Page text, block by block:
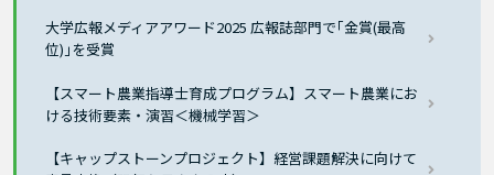
大学広報メディアアワード2025 広報誌部門で｢金賞(最高
位)｣を受賞
【スマート農業指導士育成プログラム】スマート農業にお
ける技術要素・演習＜機械学習＞
【キャップストーンプロジェクト】経営課題解決に向けて